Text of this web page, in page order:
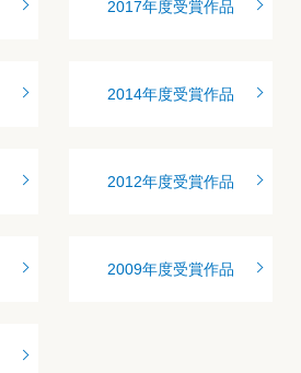
2017年度受賞作品
2014年度受賞作品
2012年度受賞作品
2009年度受賞作品